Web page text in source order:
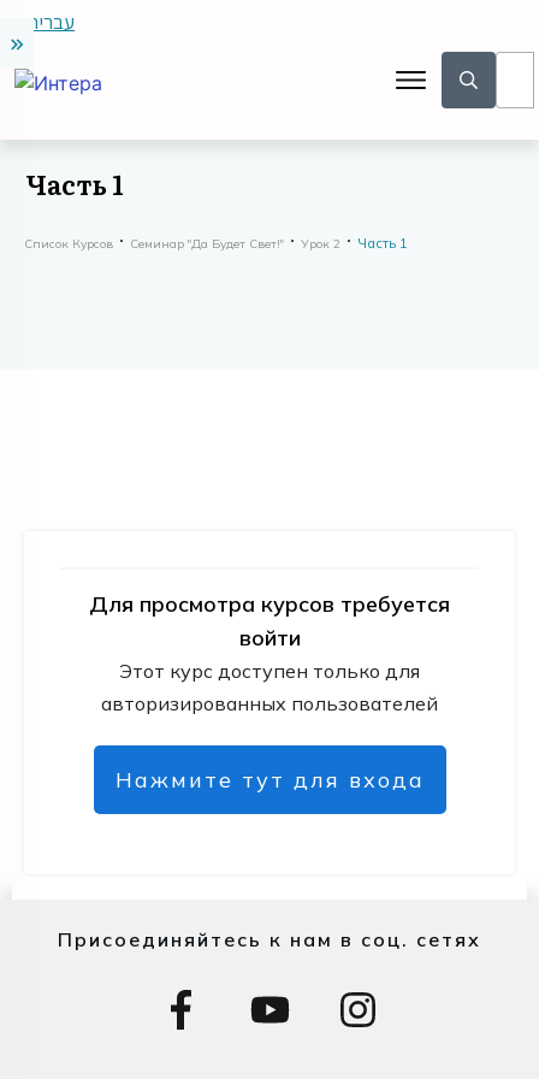
עברית
Часть 1
Список Курсов Семинар "Да Будет Свет!" Урок 2 Часть 1
Для просмотра курсов требуется
войти
Этот курс доступен только для
авторизированных пользователей
Нажмите тут для входа
Присоединяйтесь к нам в соц. сетях